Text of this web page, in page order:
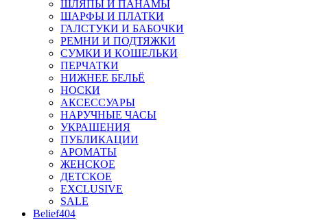
ШЛЯПЫ И ПАНАМЫ
ШАРФЫ И ПЛАТКИ
ГАЛСТУКИ И БАБОЧКИ
РЕМНИ И ПОДТЯЖКИ
СУМКИ И КОШЕЛЬКИ
ПЕРЧАТКИ
НИЖНЕЕ БЕЛЬЁ
НОСКИ
АКСЕССУАРЫ
НАРУЧНЫЕ ЧАСЫ
УКРАШЕНИЯ
ПУБЛИКАЦИИ
АРОМАТЫ
ЖЕНСКОЕ
ДЕТСКОЕ
EXCLUSIVE
SALE
Belief404